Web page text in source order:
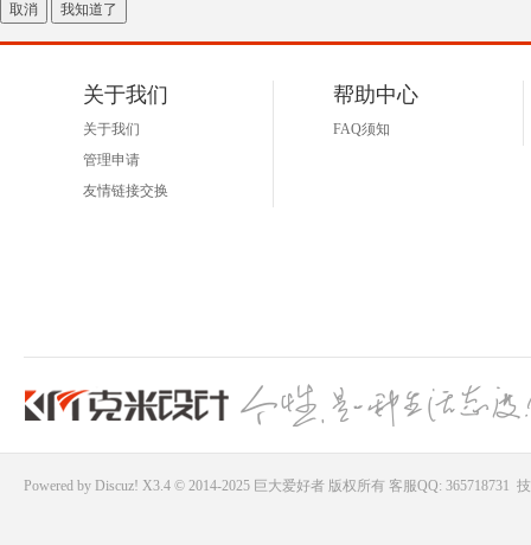
取消 我知道了
关于我们
关于我们
管理申请
友情链接交换
帮助中心
FAQ须知
Powered by Discuz! X3.4 © 2014-2025 巨大爱好者版权所有 客服QQ: 365718731